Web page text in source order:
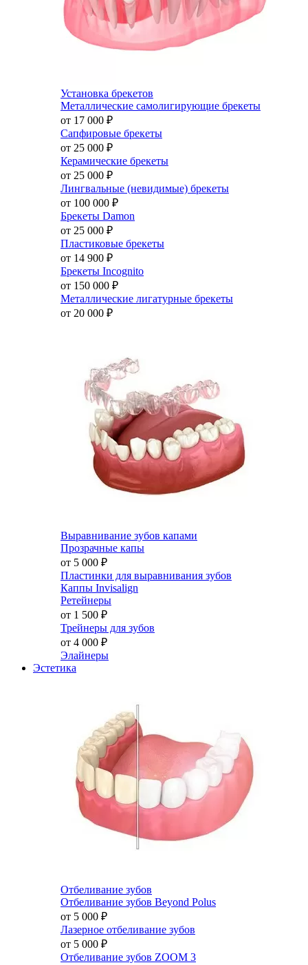
Установка брекетов
Металлические самолигирующие брекеты
от 17 000 ₽
Сапфировые брекеты
от 25 000 ₽
Керамические брекеты
от 25 000 ₽
Лингвальные (невидимые) брекеты
от 100 000 ₽
Брекеты Damon
от 25 000 ₽
Пластиковые брекеты
от 14 900 ₽
Брекеты Incognito
от 150 000 ₽
Металлические лигатурные брекеты
от 20 000 ₽
Выравнивание зубов капами
Прозрачные капы
от 5 000 ₽
Пластинки для выравнивания зубов
Каппы Invisalign
Ретейнеры
от 1 500 ₽
Трейнеры для зубов
от 4 000 ₽
Элайнеры
Эстетика
Отбеливание зубов
Отбеливание зубов Beyond Polus
от 5 000 ₽
Лазерное отбеливание зубов
от 5 000 ₽
Отбеливание зубов ZOOM 3